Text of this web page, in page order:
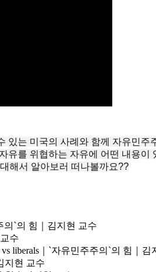
있는 미국의 사례와 함께 자유민
유를 위협하는 자유에 어떤 내용
해서 알아보러 떠나볼까요??
의`의 힘｜김지현 교수
수
liberals｜`자유민주주의`의 힘｜김
지현 교수